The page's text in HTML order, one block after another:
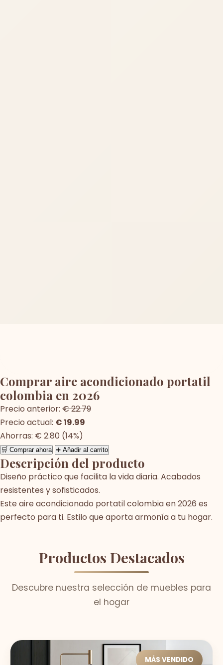
Comprar aire acondicionado portatil
colombia en 2026
Precio anterior: € 22.79
Precio actual: € 19.99
Ahorras: € 2.80 (14%)
🛒 Comprar ahora ➕ Añadir al carrito
Descripción del producto
Diseño práctico que facilita la vida diaria. Acabados
resistentes y sofisticados.
Este aire acondicionado portatil colombia en 2026 es
perfecto para ti. Estilo que aporta armonía a tu hogar.
Productos Destacados
Descubre nuestra selección de muebles para
el hogar
MÁS VENDIDO